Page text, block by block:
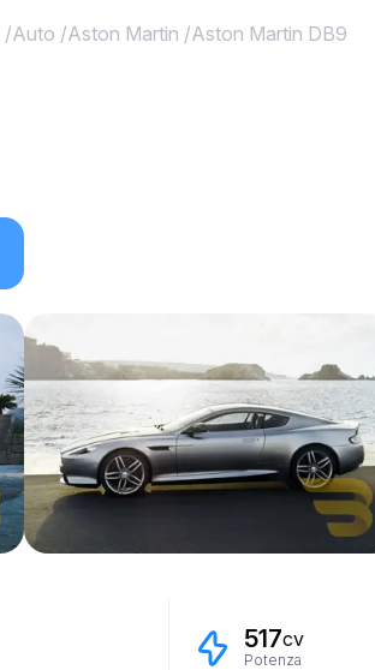
/Auto /Aston Martin /Aston Martin DB9
517cv
Potenza